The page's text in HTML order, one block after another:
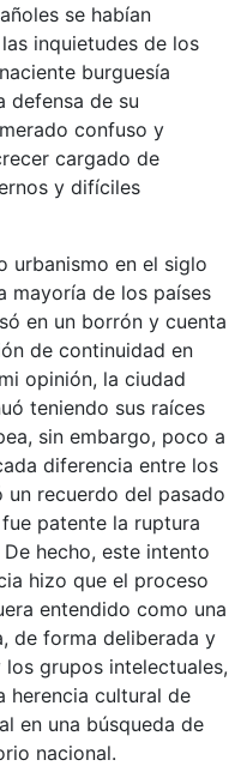
se habían
inquietudes de los
burguesía
defensa de su
confuso y
cargado de
y difíciles
urbanismo en el siglo
mayoría de los países
en un borrón y cuenta
de continuidad en
opinión, la ciudad
teniendo sus raíces
sin embargo, poco a
diferencia entre los
recuerdo del pasado
patente la ruptura
hecho, este intento
hizo que el proceso
entendido como una
de forma deliberada y
grupos intelectuales,
herencia cultural de
en una búsqueda de
nacional.